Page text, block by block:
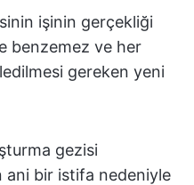
işinin gerçekliği
benzemez ve her
gereken yeni
gezisi
ani bir istifa nedeniyle